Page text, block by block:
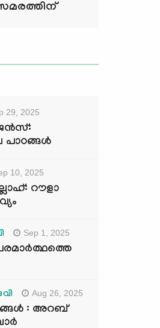
29, 2025
പാഠങ്ങൾ
10, 2025
റൗളാ
Sep 1, 2025
പരമാർത്ഥത്തെ
Aug 26, 2025
: അറബ്